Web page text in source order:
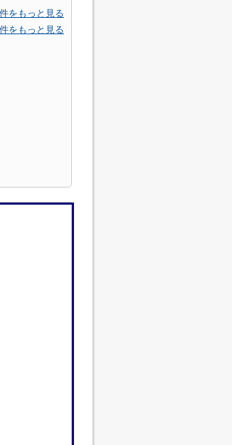
をもっと見る
をもっと見る